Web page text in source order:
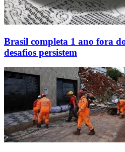
Brasil completa 1 ano fora
desafios persistem